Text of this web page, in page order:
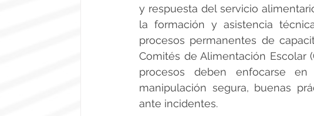
y respuesta del servicio
la formación y asistencia
procesos permanentes de
Comités de Alimentación Escolar
procesos deben enfocarse
manipulación segura, buenas
ante incidentes.